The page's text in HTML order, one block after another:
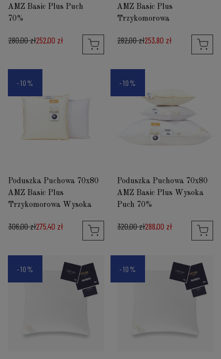
AMZ Basic Plus Puch
70%
280,00 zł252,00 zł
AMZ Basic Plus
Trzykomorowa
282,00 zł253,80 zł
Poduszka Puchowa 70x80
AMZ Basic Plus
Trzykomorowa Wysoka
306,00 zł275,40 zł
-10%
Poduszka Puchowa 70x80
AMZ Basic Plus Wysoka
Puch 70%
320,00 zł288,00 zł
-10%
-10% -10%